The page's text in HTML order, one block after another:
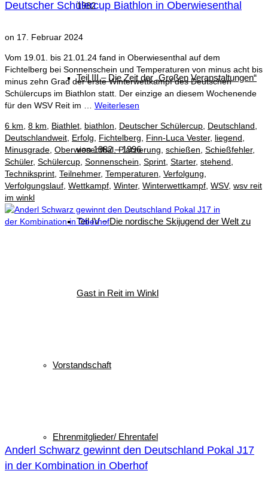
1982
Teil III – Die Zeit der „Großen Veranstaltungen“
von 1982 – 1996
Teil IV – Die nordische Skijugend der Welt zu
Gast in Reit im Winkl
Vorstandschaft
Ehrenmitglieder/ Ehrentafel
Deutscher Schülercup Biathlon in Oberwiesenthal
on 17. Februar 2024
Vom 19.01. bis 21.01.24 fand in Oberwiesenthal auf dem
Fichtelberg bei Sonnenschein und Temperaturen von minus acht bis
minus zehn Grad der erste Winterwettkampf des Deutschen
Schülercups im Biathlon statt. Der einzige an diesem Wochenende
für den WSV Reit im … Weiterlesen
6 km 8 km Biathlet biathlon Deutscher Schülercup Deutschland
Deutschlandweit Erfolg Fichtelberg Finn-Luca Vester, liegend
Minusgrade Oberwiesenthal,Platzierung schießen Schießfehler,
Schüler, Schülercup Sonnenschein Sprint Starter, stehend
Techniksprint Teilnehmer, Temperaturen Verfolgung
Verfolgungslauf Wettkampf Winter, Winterwettkampf WSV, wsv reit
im winkl
Anderl Schwarz gewinnt den Deutschland Pokal J17
in der Kombination in Oberhof